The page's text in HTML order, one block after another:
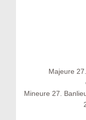
Majeure
Mineure 27.